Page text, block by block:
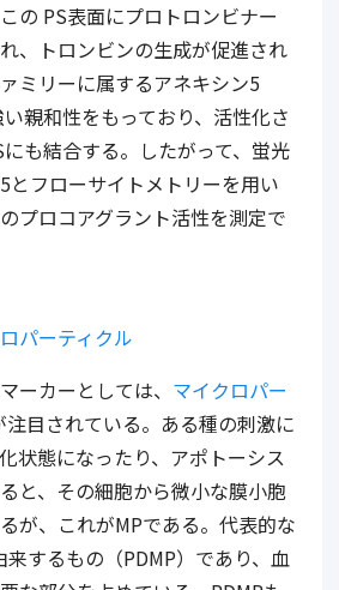
の PS表面にプロトロンビナー
、トロンビンの生成が促進され
ミリーに属するアネキシン5
親和性をもっており、活性化さ
も結合する。したがって、蛍光
とフローサイトメトリーを用い
プロコアグラント活性を測定で
パーティクル
ーカーとしては、 マイクロパー
注目されている。ある種の刺激に
状態になったり、アポトーシス
と、その細胞から微小な膜小胞
が、これがMPである。代表的な
するもの（PDMP）であり、血